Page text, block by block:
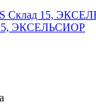
ЭКСЕЛЬСИОР